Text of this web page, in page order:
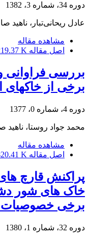
دوره 34، شماره 3، 1382
عادل ریحانی‌تبار،
مشاهده مقاله
اصل مقاله K
بررسی فراوانی
برخی از خاکهای
دوره 4، شماره 0، 1377
محمد جواد روستا،
مشاهده مقاله
اصل مقاله K
پراکنش قارچ
خاک های شور
برخی خصوصیات
دوره 32، شماره 1، 1380